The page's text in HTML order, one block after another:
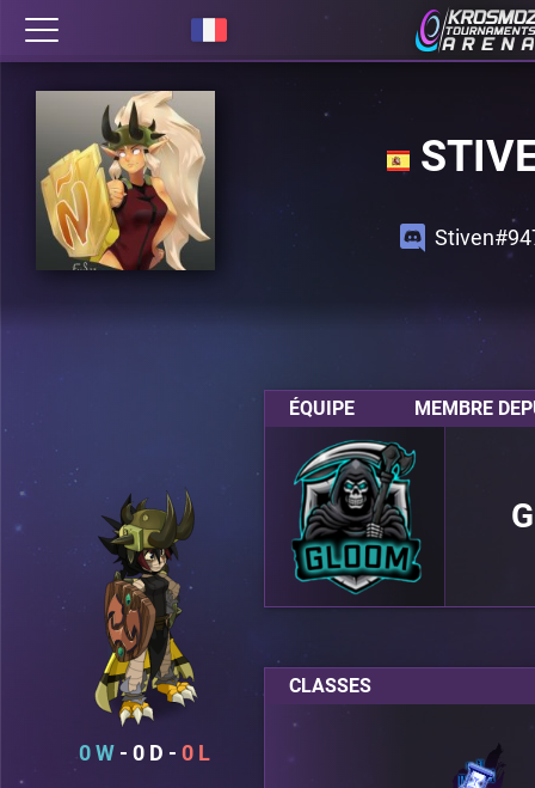
0 0 0
ÉQUIPE MEMBRE
CLASSES